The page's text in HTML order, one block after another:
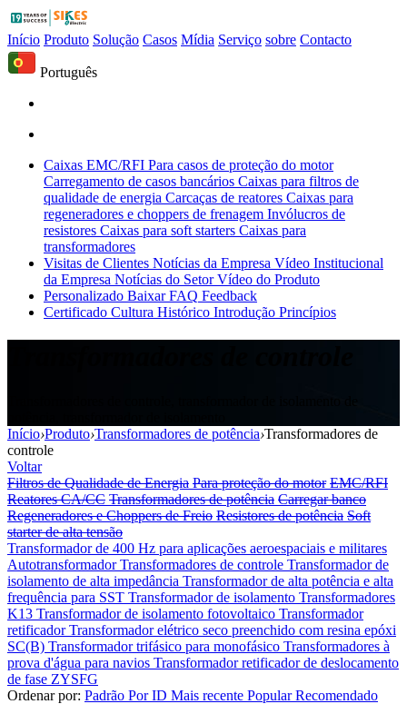
Início Produto Solução Casos Mídia Serviço sobre Contacto
Português
Caixas EMC/RFI Para casos de proteção do motor
Carregamento de casos bancários Caixas para filtros de
qualidade de energia Carcaças de reatores Caixas para
regeneradores e choppers de frenagem Invólucros de
resistores Caixas para soft starters Caixas para
transformadores
Visitas de Clientes Notícias da Empresa Vídeo Institucional
da Empresa Notícias do Setor Vídeo do Produto
Personalizado Baixar FAQ Feedback
Certificado Cultura Histórico Introdução Princípios
Início›Produto›Transformadores de potência›Transformadores de
controle
Voltar
Filtros de Qualidade de Energia Para proteção do motor EMC/RFI
Reatores CA/CC Transformadores de potência Carregar banco
Regeneradores e Choppers de Freio Resistores de potência Soft
starter de alta tensão
Transformador de 400 Hz para aplicações aeroespaciais e militares
AutotransformadorTransformadores de controle Transformador de
isolamento de alta impedância Transformador de alta potência e alta
frequência para SST Transformador de isolamento Transformadores
K13 Transformador de isolamento fotovoltaico Transformador
retificadorTransformador elétrico seco preenchido com resina epóxi
SC(B) Transformador trifásico para monofásico Transformadores à
prova d'água para navios Transformador retificador de deslocamento
de fase ZYSFG
Ordenar por: Padrão Por ID Mais recente PopularRecomendado